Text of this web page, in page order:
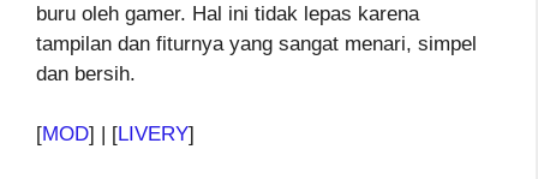
buru oleh gamer. Hal ini tidak lepas karena
tampilan dan fiturnya yang sangat menari, simpel
dan bersih.
[MOD] | [LIVERY]